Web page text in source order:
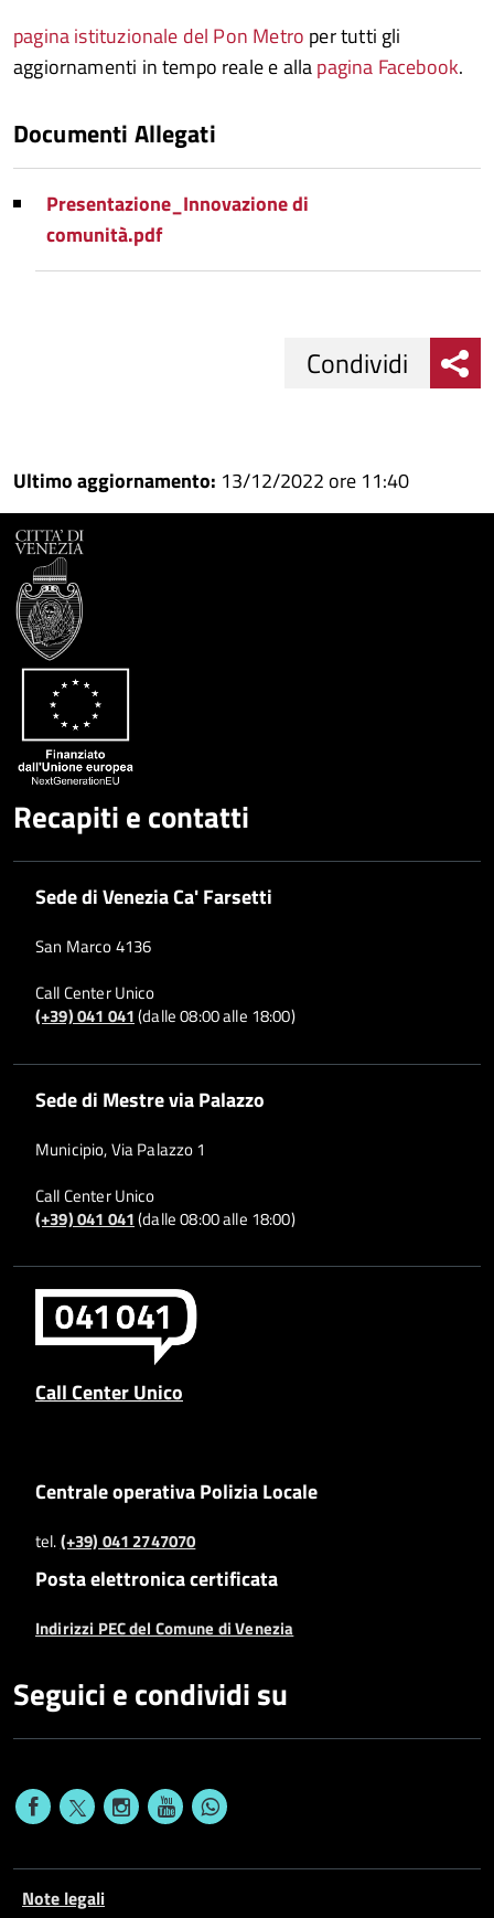
pagina istituzionale del Pon Metro per tutti gli
aggiornamenti in tempo reale e allapagina Facebook.
Documenti Allegati
Presentazione_Innovazione di
comunità.pdf
su
Facebook
Condividi
su
Condividi
Condividi
Ultimo aggiornamento: 13/12/2022 ore 11:40
Recapiti e contatti
Sede di Venezia Ca' Farsetti
San Marco 4136
Call Center Unico
(+39) 041 041(dalle 08:00 alle 18:00)
Sede di Mestre via Palazzo
Municipio, Via Palazzo 1
Call Center Unico
(+39) 041 041(dalle 08:00 alle 18:00)
Call Center Unico
Centrale operativa Polizia Locale
tel.(+39) 041 2747070
Posta elettronica certificata
Indirizzi PEC del Comune di Venezia
Seguici e condividi su
Note legali